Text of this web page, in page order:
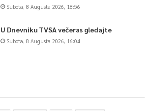
Subota, 8 Augusta 2026, 18:56
U Dnevniku TVSA večeras gledajte
Subota, 8 Augusta 2026, 16:04